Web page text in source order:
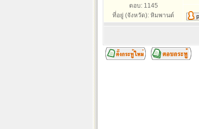
ตอบ: 1145
ที่อยู่ (จังหวัด): หิมพานต์